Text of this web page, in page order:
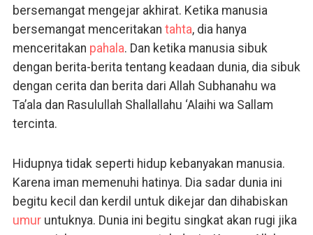
bersemangat mengejar akhirat. Ketika manusia
bersemangat menceritakan tahta, dia hanya
menceritakan pahala. Dan ketika manusia sibuk
dengan berita-berita tentang keadaan dunia, dia sibuk
dengan cerita dan berita dari Allah Subhanahu wa
Ta’ala dan Rasulullah Shallallahu ‘Alaihi wa Sallam
tercinta.
Hidupnya tidak seperti hidup kebanyakan manusia.
Karena iman memenuhi hatinya. Dia sadar dunia ini
begitu kecil dan kerdil untuk dikejar dan dihabiskan
umuruntuknya. Dunia ini begitu singkat akan rugi jika